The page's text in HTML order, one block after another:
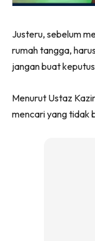
Justeru, sebelum
rumah tangga,
jangan buat
Menurut Ustaz
mencari yang tidak